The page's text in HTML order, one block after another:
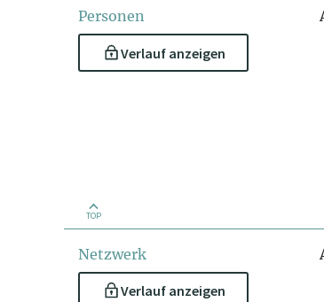
Personen
Verlauf anzeigen
TOP
Netzwerk
Verlauf anzeigen